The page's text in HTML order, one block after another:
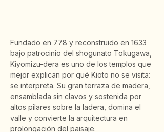
Fundado en 778 y reconstruido en 1633
bajo patrocinio del shogunato Tokugawa,
Kiyomizu-dera es uno de los templos que
mejor explican por qué Kioto no se visita:
se interpreta. Su gran terraza de madera,
ensamblada sin clavos y sostenida por
altos pilares sobre la ladera, domina el
valle y convierte la arquitectura en
prolongación del paisaje.